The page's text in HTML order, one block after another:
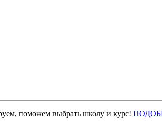
поможем выбрать школу и курс!